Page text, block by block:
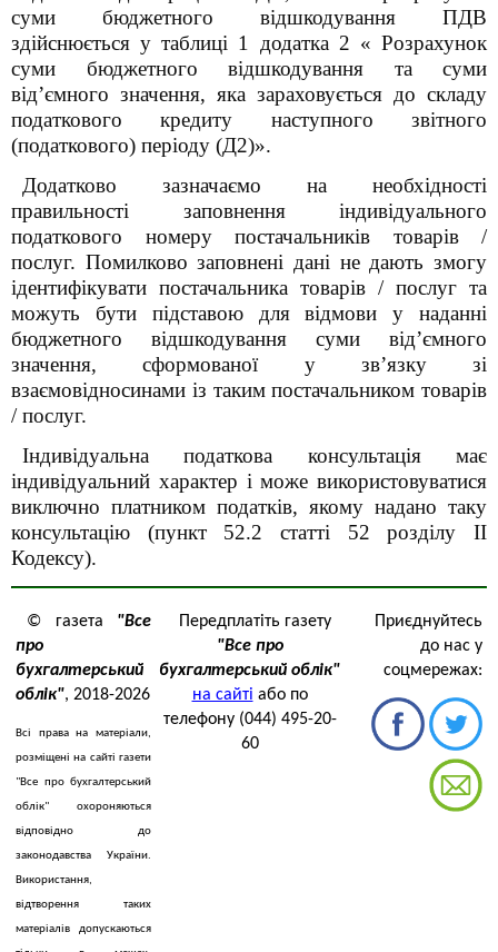
суми бюджетного відшкодування ПДВ
здійснюється у таблиці 1 додатка 2 « Розрахунок
суми бюджетного відшкодування та суми
від’ємного значення, яка зараховується до складу
податкового кредиту наступного звітного
(податкового) періоду (Д2)».
Додатково зазначаємо на необхідності
правильності заповнення індивідуального
податкового номеру постачальників товарів /
послуг. Помилково заповнені дані не дають змогу
ідентифікувати постачальника товарів / послуг та
можуть бути підставою для відмови у наданні
бюджетного відшкодування суми від’ємного
значення, сформованої у зв’язку зі
взаємовідносинами із таким постачальником товарів
/ послуг.
Індивідуальна податкова консультація має
індивідуальний характер і може використовуватися
виключно платником податків, якому надано таку
консультацію (пункт 52.2 статті 52розділу II
Кодексу).
© газета "Все
про
бухгалтерський
облік", 2018-2026
Всі права на матеріали,
розміщені на сайті газети
"Все про бухгалтерський
облік" охороняються
відповідно до
законодавства України.
Використання,
відтворення таких
матеріалів допускаються
Передплатіть газету
"Все про
бухгалтерський облік"
на сайті або по
телефону (044) 495-20-
60
Приєднуйтесь
до нас у
соцмережах: